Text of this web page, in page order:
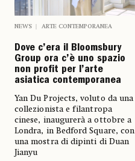
NEWS ARTE CONTEMPORANEA
Dove c’era il Bloomsbury
Group ora c’è uno spazio
non profit per l’arte
asiatica contemporanea
Yan Du Projects, voluto da una
collezionista e filantropa
cinese, inaugurerà a ottobre a
Londra, in Bedford Square, con
una mostra di dipinti di Duan
Jianyu